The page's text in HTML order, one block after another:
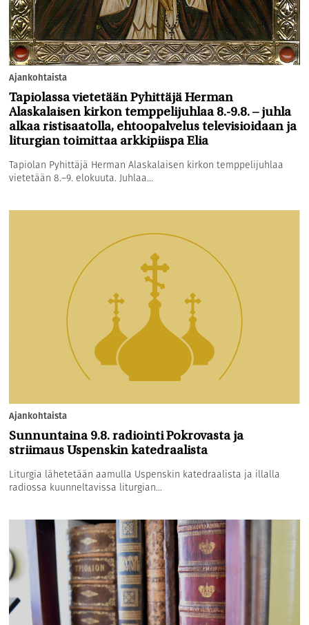
Ajankohtaista
Tapiolassa vietetään Pyhittäjä Herman
Alaskalaisen kirkon temppelijuhlaa 8.-9.8. – juhla
alkaa ristisaatolla, ehtoopalvelus televisioidaan ja
liturgian toimittaa arkkipiispa Elia
Tapiolan Pyhittäjä Herman Alaskalaisen kirkon temppelijuhlaa
vietetään 8.–9. elokuuta. Juhlaa...
Ajankohtaista
Sunnuntaina 9.8. radiointi Pokrovasta ja
striimaus Uspenskin katedraalista
Liturgia lähetetään aamulla Uspenskin katedraalista ja illalla
radiossa kuunneltavissa liturgian...